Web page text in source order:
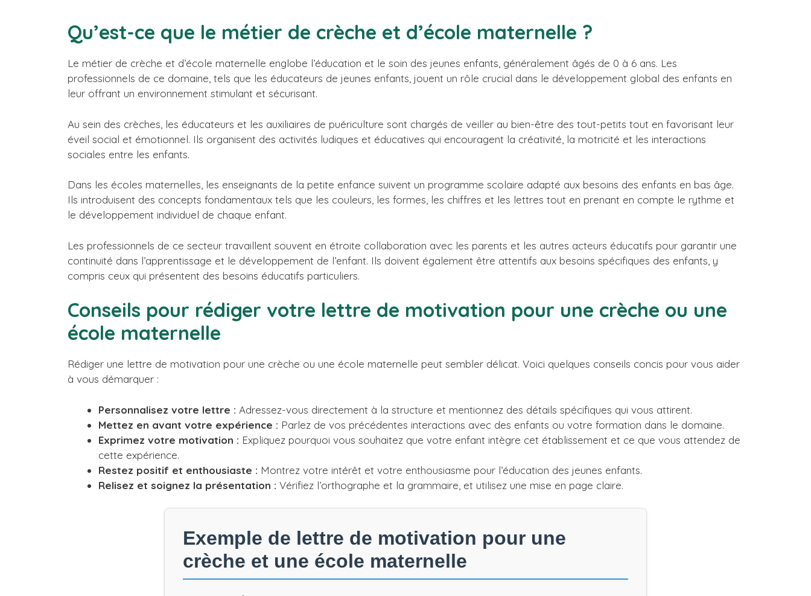
Qu’est-ce que le métier de crèche et d’école maternelle ?
Le métier de crèche et d’école maternelle englobe l’éducation et le soin des jeunes enfants, généralement âgés de 0 à 6 ans. Les
professionnels de ce domaine, tels que les éducateurs de jeunes enfants, jouent un rôle crucial dans le développement global des enfants en
leur offrant un environnement stimulant et sécurisant.
Au sein des crèches, les éducateurs et les auxiliaires de puériculture sont chargés de veiller au bien-être des tout-petits tout en favorisant leur
éveil social et émotionnel. Ils organisent des activités ludiques et éducatives qui encouragent la créativité, la motricité et les interactions
sociales entre les enfants.
Dans les écoles maternelles, les enseignants de la petite enfance suivent un programme scolaire adapté aux besoins des enfants en bas âge.
Ils introduisent des concepts fondamentaux tels que les couleurs, les formes, les chiffres et les lettres tout en prenant en compte le rythme et
le développement individuel de chaque enfant.
Les professionnels de ce secteur travaillent souvent en étroite collaboration avec les parents et les autres acteurs éducatifs pour garantir une
continuité dans l’apprentissage et le développement de l’enfant. Ils doivent également être attentifs aux besoins spécifiques des enfants, y
compris ceux qui présentent des besoins éducatifs particuliers.
Conseils pour rédiger votre lettre de motivation pour une crèche ou une
école maternelle
Rédiger une lettre de motivation pour une crèche ou une école maternelle peut sembler délicat. Voici quelques conseils concis pour vous aider
à vous démarquer :
Personnalisez votre lettre : Adressez-vous directement à la structure et mentionnez des détails spécifiques qui vous attirent.
Mettez en avant votre expérience : Parlez de vos précédentes interactions avec des enfants ou votre formation dans le domaine.
Exprimez votre motivation : Expliquez pourquoi vous souhaitez que votre enfant intègre cet établissement et ce que vous attendez de
cette expérience.
Restez positif et enthousiaste : Montrez votre intérêt et votre enthousiasme pour l’éducation des jeunes enfants.
Relisez et soignez la présentation : Vérifiez l’orthographe et la grammaire, et utilisez une mise en page claire.
Exemple de lettre de motivation pour une
crèche et une école maternelle